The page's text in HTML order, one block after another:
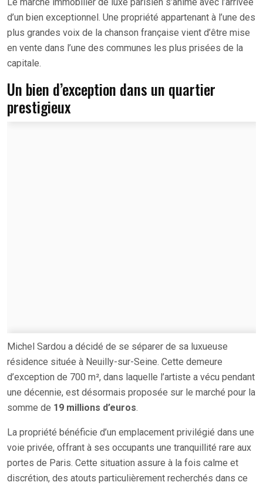
d’un bien exceptionnel. Une propriété appartenant à l’une des
plus grandes voix de la chanson française vient d’être mise
en vente dans l’une des communes les plus prisées de la
capitale.
Un bien d’exception dans un quartier
prestigieux
Michel Sardou a décidé de se séparer de sa luxueuse
résidence située à Neuilly-sur-Seine. Cette demeure
d’exception de 700 m², dans laquelle l’artiste a vécu pendant
une décennie, est désormais proposée sur le marché pour la
somme de 19 millions d’euros.
La propriété bénéficie d’un emplacement privilégié dans une
voie privée, offrant à ses occupants une tranquillité rare aux
portes de Paris. Cette situation assure à la fois calme et
discrétion, des atouts particulièrement recherchés dans ce